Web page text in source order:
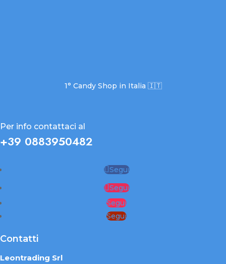
1° Candy Shop in Italia 🇮🇹
Per info contattaci al
+39 0883950482
Segui
Segui
Segui
Segui
Contatti
Leontrading Srl